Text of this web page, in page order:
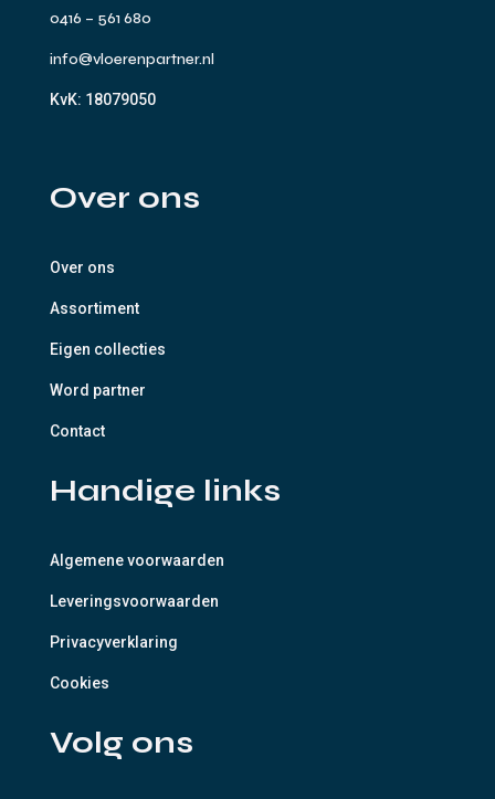
0416 – 561 680
info@vloerenpartner.nl
KvK: 18079050
Over ons
Over ons
Assortiment
Eigen collecties
Word partner
Contact
Handige links
Algemene voorwaarden
Leveringsvoorwaarden
Privacyverklaring
Cookies
Volg ons